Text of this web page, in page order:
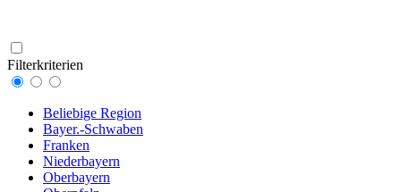
Filterkriterien
Beliebige Region
Bayer.-Schwaben
Franken
Niederbayern
Oberbayern